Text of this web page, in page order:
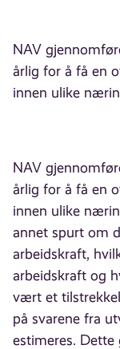
NAV
årlig for å få en
innen ulike
NAV
årlig for å få en
innen ulike
annet spurt om
arbeidskraft,
arbeidskraft og
vært et
på svarene fra
estimeres.